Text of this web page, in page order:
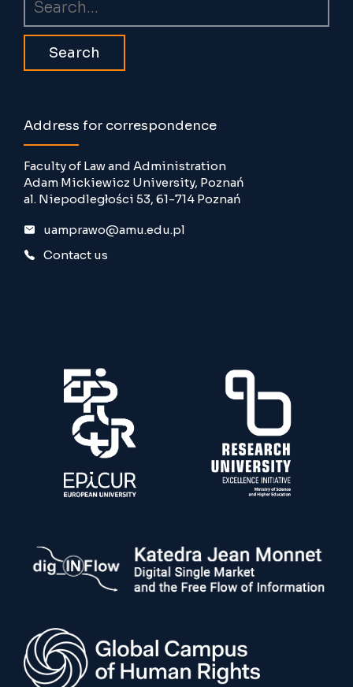
Address for correspondence
Faculty of Law and Administration
Adam Mickiewicz University, Poznań
al. Niepodległości 53, 61-714 Poznań
uamprawo@amu.edu.pl
Contact us